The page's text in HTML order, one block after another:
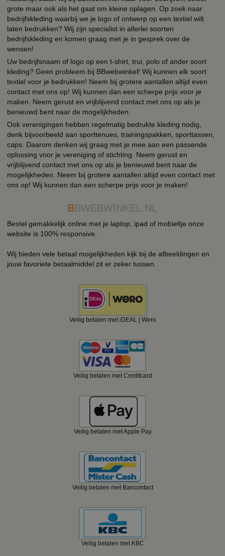
grote maar ook als het gaat om kleine oplagen. Op zoek naar
bedrijfskleding waarbij we je logo of ontwerp op een textiel wilt
laten bedrukken? Wij zijn specialist in allerlei soorten
bedrijfskleding en komen graag met je in gesprek over de
wensen!
Uw bedrijfsnaam of logo op een t-shirt, trui, polo of ander soort
kleding? Geen probleem bij BBwebwinkel! Wij kunnen elk soort
textiel voor je bedrukken! Neem bij grotere aantallen altijd even
contact met ons op! Wij kunnen dan een scherpe prijs voor je
maken. Neem gerust en vrijblijvend contact met ons op als je
benieuwd bent naar de mogelijkheden.
Ook verenigingen hebben regelmatig bedrukte kleding nodig,
denk bijvoorbeeld aan sporttenues, trainingspakken, sporttassen,
caps. Daarom denken wij graag met je mee aan een passende
oplossing voor je vereniging of stichting. Neem gerust en
vrijblijvend contact met ons op als je benieuwd bent naar de
mogelijkheden. Neem bij grotere aantallen altijd even contact met
ons op! Wij kunnen dan een scherpe prijs voor je maken!
BBWEBWINKEL.NL
Bestel gemakkelijk online met je laptop, ipad of mobieltje onze
website is 100% responsive.
Wij bieden vele betaal mogelijkheden kijk bij de afbeeldingen en
jouw favoriete betaalmiddel zit er zeker tussen.
Veilig betalen met iDEAL | Wero
Veilig betalen met Creditcard
Veilig betalen met Apple Pay
Veilig betalen met Bancontact
Veilig betalen met KBC